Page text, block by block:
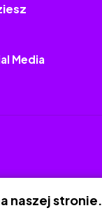
Media
naszej stronie.